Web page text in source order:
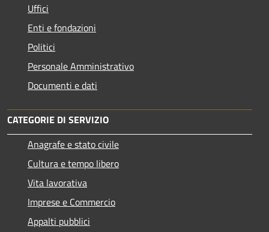
Uffici
Enti e fondazioni
Politici
Personale Amministrativo
Documenti e dati
CATEGORIE DI SERVIZIO
Anagrafe e stato civile
Cultura e tempo libero
Vita lavorativa
Imprese e Commercio
Appalti pubblici